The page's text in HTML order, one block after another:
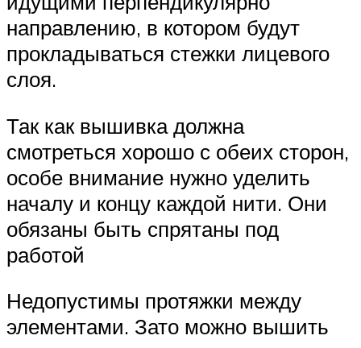
направлению, в котором будут
прокладываться стежки лицевого
слоя.
Так как вышивка должна
смотреться хорошо с обеих сторон,
особе внимание нужно уделить
началу и концу каждой нити. Они
обязаны быть спрятаны под
работой
Недопустимы протяжки между
элементами. Зато можно вышить